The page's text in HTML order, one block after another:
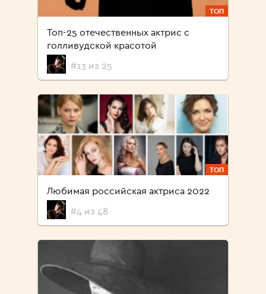
ТОП
Топ-25 отечественных актрис с
голливудской красотой
#13 из 25
ТОП
Любимая российская актриса 2022
#4 из 48